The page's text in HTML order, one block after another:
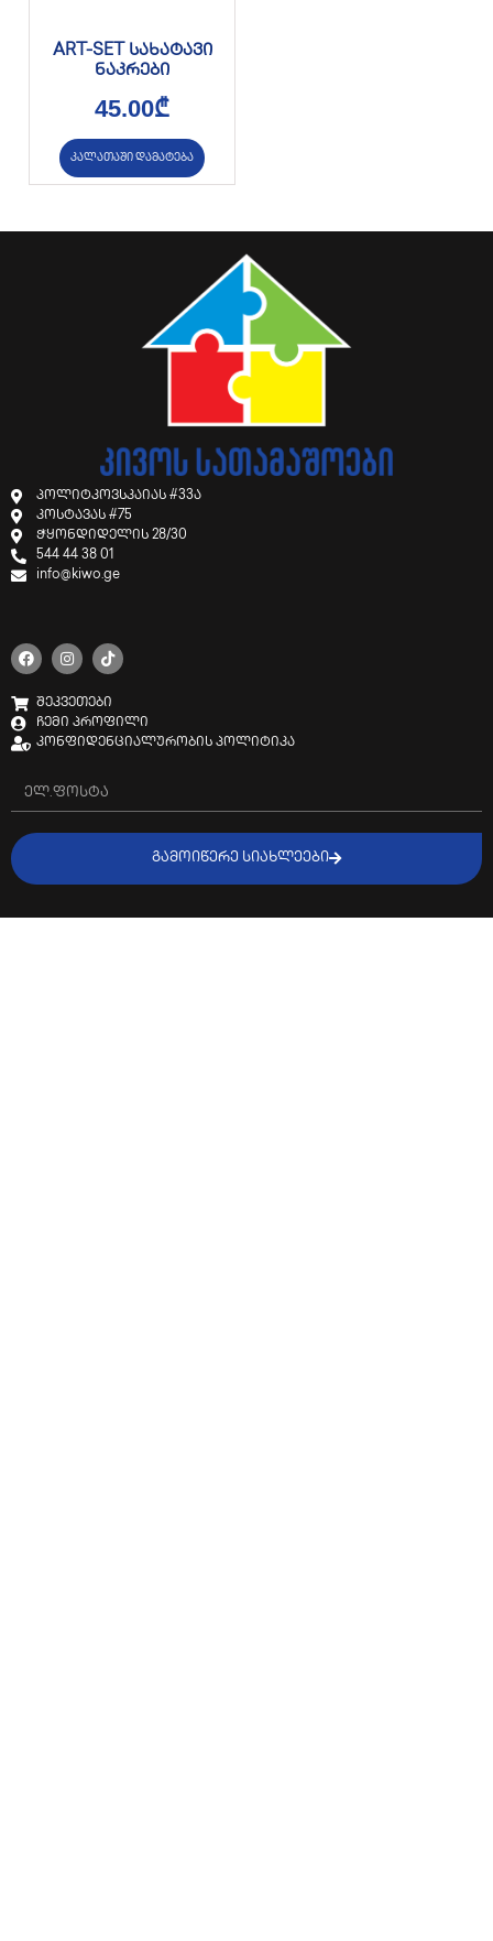
ART-SET სახატავი
ნაკრები
45.00₾
კალათაში დამატება
პოლიტკოვსკაიას #33ა
კოსტავას #75
ჭყონდიდელის 28/30
544 44 38 01
info@kiwo.ge
შეკვეთები
ჩემი პროფილი
კონფიდენციალურობის პოლიტიკა
ᲒᲐᲛᲝᲘᲬᲔᲠᲔ ᲡᲘᲐᲮᲚᲔᲔᲑᲘ